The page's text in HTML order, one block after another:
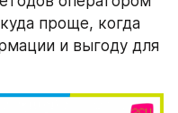
проще, когда
и выгоду для